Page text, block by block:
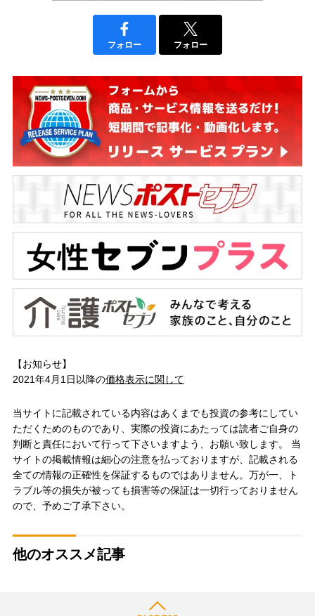
フォロー フォロー
【お知らせ】
2021年4月1日以降の価格表示に関して
当サイトに記載されている内容はあくまでも投資の参考にしてい
ただくためのものであり、実際の投資にあたっては読者ご自身の
判断と責任において行って下さいますよう、お願い致します。 当
サイトの掲載情報は細心の注意を払っておりますが、記載される
全ての情報の正確性を保証するものではありません。万が一、ト
ラブル等の損失が被っても損害等の保証は一切行っておりません
ので、予めご了承下さい。
他のオススメ記事